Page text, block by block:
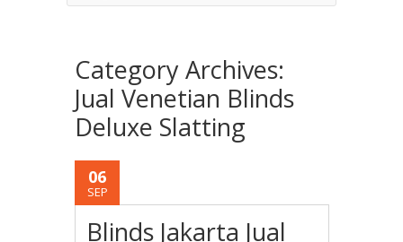
Category Archives:
Jual Venetian Blinds
Deluxe Slatting
06
SEP
Blinds Jakarta Jual